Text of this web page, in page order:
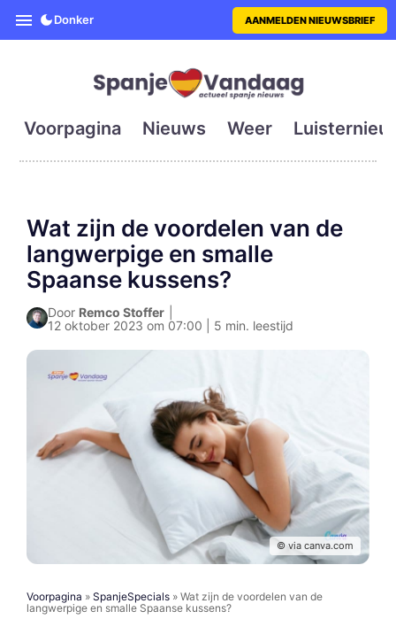
SpanjeVandaag is de eerste
Donker AANMELDEN NIEUWSBRIEF
Voorpagina Nieuws Weer
Wat zijn de voordelen van de
langwerpige en smalle
Spaanse kussens?
Door Remco Stoffer
12 oktober 2023 om 07:00 | 5 min. leestijd
© via canva.com
Voorpagina » SpanjeSpecials » Wat zijn de voordelen van de
langwerpige en smalle Spaanse kussens?